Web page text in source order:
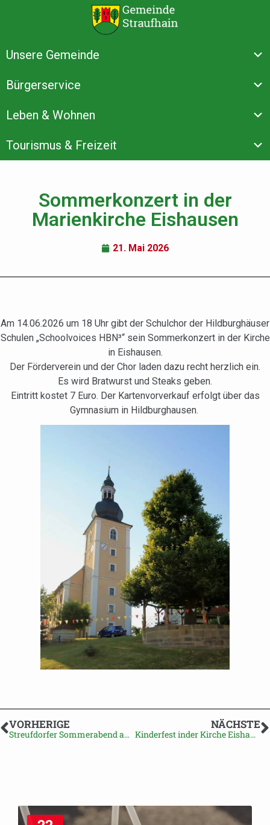
Unsere Gemeinde
Bürgerservice
Leben & Wohnen
Tourismus & Freizeit
Sommerkonzert in der
Marienkirche Eishausen
21. Mai 2026
Am 14.06.2026 um 18 Uhr gibt der Schulchor der Hildburghäuser
Schulen „Schoolvoices HBN³“ sein Sommerkonzert in der Kirche
in Eishausen.
Der Förderverein und der Chor laden dazu recht herzlich ein.
Es wird Bratwurst und Steaks geben.
Eintritt kostet 7 Euro. Der Kartenvorverkauf erfolgt über das
Gymnasium in Hildburghausen.
VORHERIGE
Streufdorfer Sommerabend an der Kirche
NÄCHSTE
Kinderfest inder Kirche Eishausen